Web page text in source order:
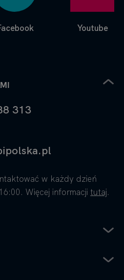
Youtube
313
w każdy dzień
Więcej informacji tutaj.